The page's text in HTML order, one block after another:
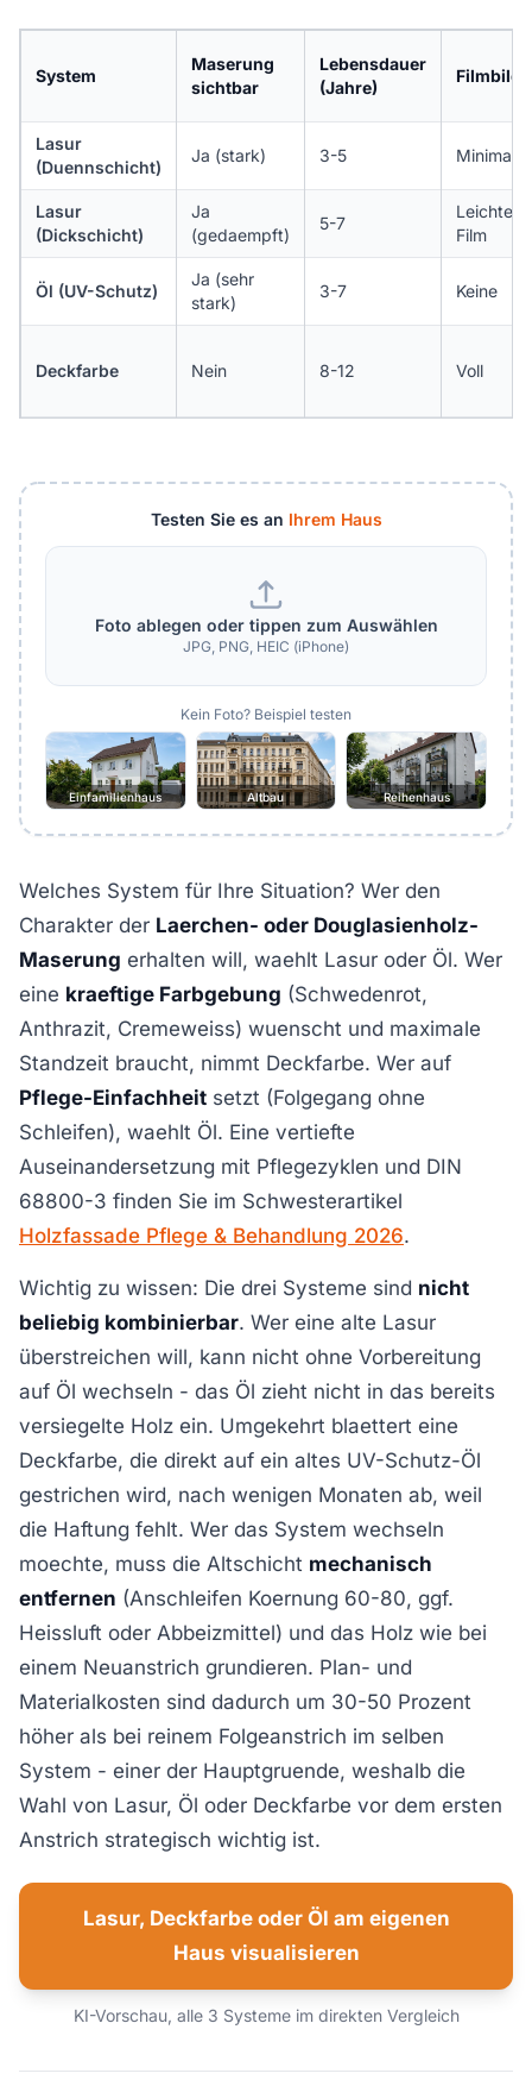
System
Maserung
sichtbar
Lebensdauer
(Jahre)
Lasur
(Duennschicht)
Ja (stark) 3-5 Minimal
Lasur
(Dickschicht)
Ja
(gedaempft)
5-7
Leichter
Film
Öl (UV-Schutz)
Ja (sehr
stark)
3-7 Keine
Deckfarbe Nein 8-12 Voll
Testen Sie es an Ihrem Haus
Foto ablegen oder tippen zum Auswählen
JPG, PNG, HEIC (iPhone)
Kein Foto? Beispiel testen
Einfamilienhaus Altbau Reihenhaus
Welches System für Ihre Situation? Wer den
Charakter der Laerchen- oder Douglasienholz-
Maserung erhalten will, waehlt Lasur oder Öl. Wer
eine kraeftige Farbgebung (Schwedenrot,
Anthrazit, Cremeweiss) wuenscht und maximale
Standzeit braucht, nimmt Deckfarbe. Wer auf
Pflege-Einfachheit setzt (Folgegang ohne
Schleifen), waehlt Öl. Eine vertiefte
Auseinandersetzung mit Pflegezyklen und DIN
68800-3 finden Sie im Schwesterartikel
Holzfassade Pflege & Behandlung 2026.
Wichtig zu wissen: Die drei Systeme sind nicht
beliebig kombinierbar. Wer eine alte Lasur
überstreichen will, kann nicht ohne Vorbereitung
auf Öl wechseln - das Öl zieht nicht in das bereits
versiegelte Holz ein. Umgekehrt blaettert eine
Deckfarbe, die direkt auf ein altes UV-Schutz-Öl
gestrichen wird, nach wenigen Monaten ab, weil
die Haftung fehlt. Wer das System wechseln
moechte, muss die Altschicht mechanisch
entfernen (Anschleifen Koernung 60-80, ggf.
Heissluft oder Abbeizmittel) und das Holz wie bei
einem Neuanstrich grundieren. Plan- und
Materialkosten sind dadurch um 30-50 Prozent
höher als bei reinem Folgeanstrich im selben
System - einer der Hauptgruende, weshalb die
Wahl von Lasur, Öl oder Deckfarbe vor dem ersten
Anstrich strategisch wichtig ist.
Lasur, Deckfarbe oder Öl am eigenen
Haus visualisieren
KI-Vorschau, alle 3 Systeme im direkten Vergleich